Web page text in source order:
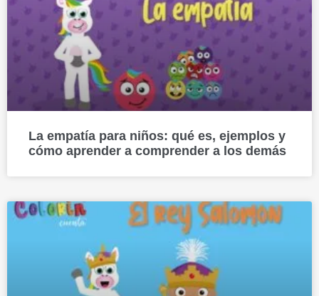
La empatía para niños: qué es, ejemplos y
cómo aprender a comprender a los demás